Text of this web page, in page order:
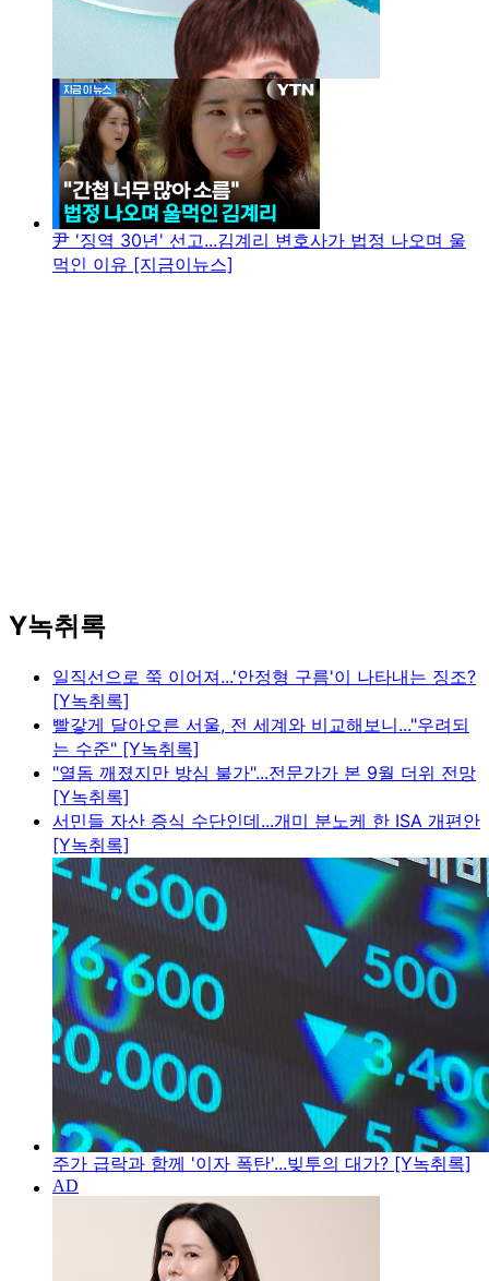
尹 '징역 30년' 선고...김계리 변호사가 법정 나오며 울
먹인 이유 [지금이뉴스]
Y녹취록
일직선으로 쭉 이어져...'안정형 구름'이 나타내는 징조?
[Y녹취록]
빨갛게 달아오른 서울, 전 세계와 비교해보니..."우려되
는 수준" [Y녹취록]
"열돔 깨졌지만 방심 불가"...전문가가 본 9월 더위 전망
[Y녹취록]
서민들 자산 증식 수단인데...개미 분노케 한 ISA 개편안
[Y녹취록]
주가 급락과 함께 '이자 폭탄'...빚투의 대가? [Y녹취록]